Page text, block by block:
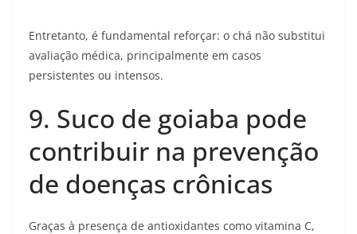
Entretanto, é fundamental reforçar: o chá não substitui
avaliação médica, principalmente em casos
persistentes ou intensos.
9. Suco de goiaba pode
contribuir na prevenção
de doenças crônicas
Graças à presença de antioxidantes como vitamina C,